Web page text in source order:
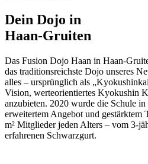
Dein Dojo in
Haan-Gruiten
Das Fusion Dojo Haan in Haan-
das traditionsreichste Dojo unseres
alles – ursprünglich als
Vision, werteorientiertes Kyokushin
anzubieten. 2020 wurde die Schule
erweitertem Angebot und gestärktem
m² Mitglieder jeden Alters – vom 3-
erfahrenen Schwarzgurt.